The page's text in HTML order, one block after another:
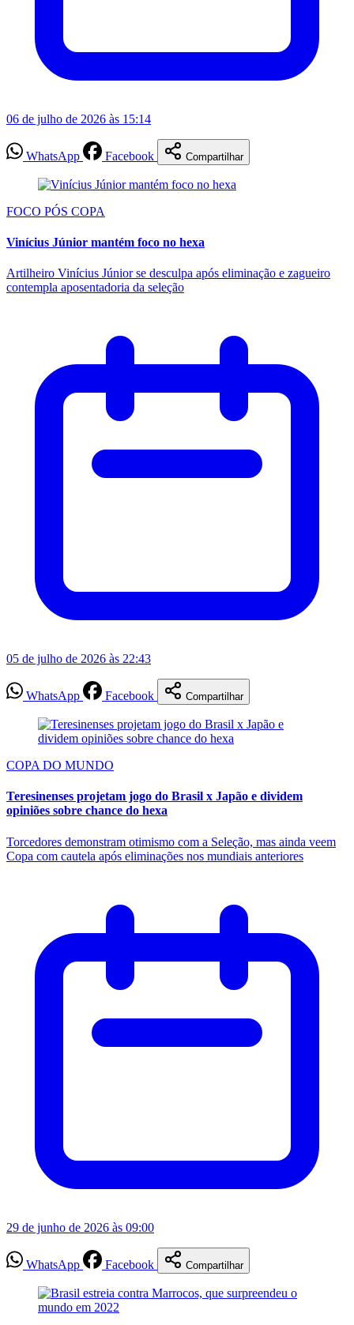
06 de julho de 2026 às 15:14
WhatsApp Facebook Compartilhar
FOCO PÓS COPA
Vinícius Júnior mantém foco no hexa
Artilheiro Vinícius Júnior se desculpa após eliminação e zagueiro
contempla aposentadoria da seleção
05 de julho de 2026 às 22:43
WhatsApp Facebook Compartilhar
COPA DO MUNDO
Teresinenses projetam jogo do Brasil x Japão e dividem
opiniões sobre chance do hexa
Torcedores demonstram otimismo com a Seleção, mas ainda veem
Copa com cautela após eliminações nos mundiais anteriores
29 de junho de 2026 às 09:00
WhatsApp Facebook Compartilhar